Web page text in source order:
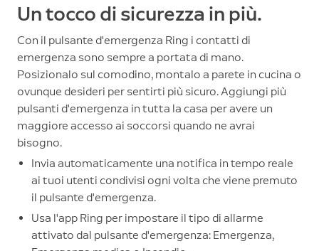
Un tocco di sicurezza in più.
Con il pulsante d'emergenza Ring i contatti di
emergenza sono sempre a portata di mano.
Posizionalo sul comodino, montalo a parete in cucina o
ovunque desideri per sentirti più sicuro. Aggiungi più
pulsanti d'emergenza in tutta la casa per avere un
maggiore accesso ai soccorsi quando ne avrai
bisogno.
Invia automaticamente una notifica in tempo reale
ai tuoi utenti condivisi ogni volta che viene premuto
il pulsante d'emergenza.
Usa l'app Ring per impostare il tipo di allarme
attivato dal pulsante d'emergenza: Emergenza,